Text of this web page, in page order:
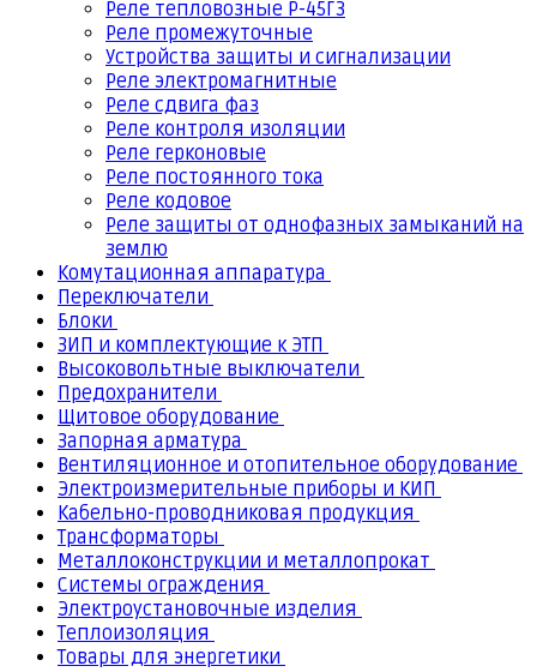
Реле тепловозные Р-45Г3
Реле промежуточные
Устройства защиты и сигнализации
Реле электромагнитные
Реле сдвига фаз
Реле контроля изоляции
Реле герконовые
Реле постоянного тока
Реле кодовое
Реле защиты от однофазных замыканий на
землю
Комутационная аппаратура
Переключатели
Блоки
ЗИП и комплектующие к ЭТП
Высоковольтные выключатели
Предохранители
Щитовое оборудование
Запорная арматура
Вентиляционное и отопительное оборудование
Электроизмерительные приборы и КИП
Кабельно-проводниковая продукция
Трансформаторы
Металлоконструкции и металлопрокат
Системы ограждения
Электроустановочные изделия
Теплоизоляция
Товары для энергетики